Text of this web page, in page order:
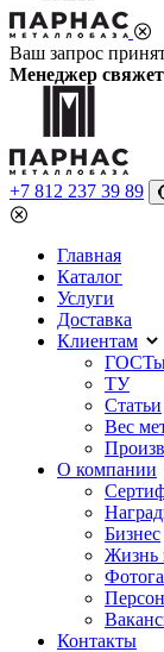
Ваш запрос
Менеджер
+7 812 237 39 89
Главная
Каталог
Услуги
Доставка
Клиентам
ТУ
Статьи
Вес
О компании
Бизнес
Жизнь
Контакты